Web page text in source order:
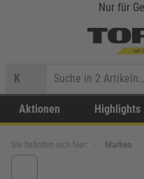
Nur für
K
Aktionen Highlights
Sie befinden sich hier: Marken